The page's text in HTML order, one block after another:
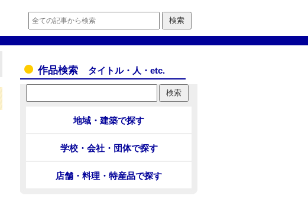
作品検索 タイトル・人・etc.
地域・建築で探す
学校・会社・団体で探す
店舗・料理・特産品で探す